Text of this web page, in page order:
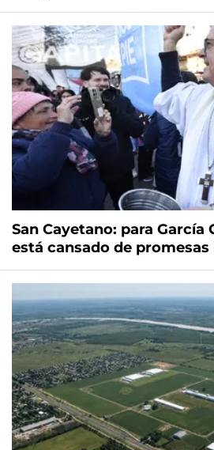
San Cayetano: para García
está cansado de